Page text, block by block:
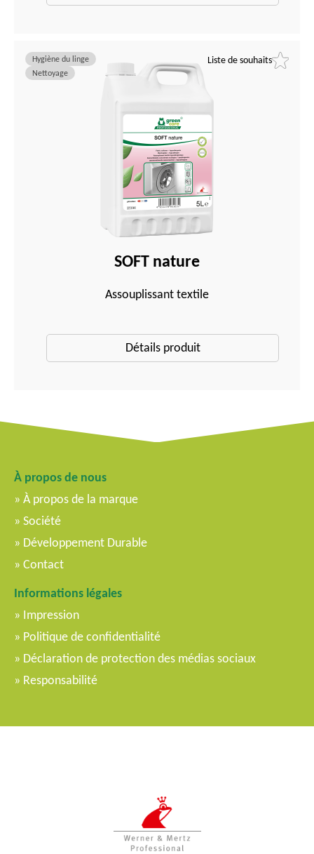
Liste de souhaits
SOFT nature
Assouplissant textile
Hygiène du linge
Nettoyage
Détails produit
À propos de nous
À propos de la marque
Société
Développement Durable
Contact
Informations légales
Impression
Politique de confidentialité
Déclaration de protection des médias sociaux
Responsabilité